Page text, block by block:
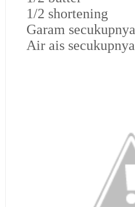
1/2 shortening
Garam secukupnya
Air ais secukupnya